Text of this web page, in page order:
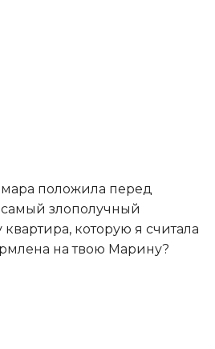
положила перед
самый злополучный
которую я считала
на твою Марину?